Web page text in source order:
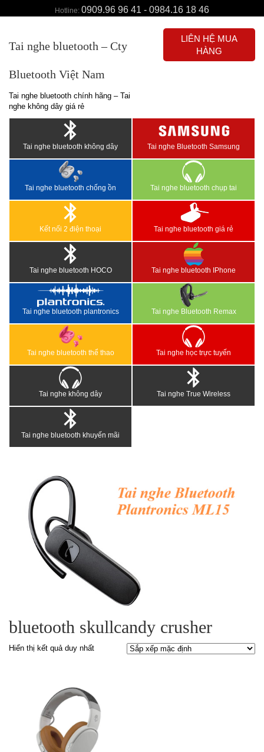
Hotline: 0909.96 96 41 - 0984.16 18 46
Tai nghe bluetooth – Cty
Bluetooth Việt Nam
Tai nghe bluetooth chính hãng – Tai
nghe không dây giá rẻ
LIÊN HỆ MUA
HÀNG
Tai nghe bluetooth không dây Tai nghe Bluetooth Samsung
Tai nghe bluetooth chống ồn Tai nghe bluetooth chụp tai
Kết nối 2 điện thoại Tai nghe bluetooth giá rẻ
Tai nghe bluetooth HOCO Tai nghe bluetooth IPhone
Tai nghe bluetooth plantronics Tai nghe Bluetooth Remax
Tai nghe bluetooth thể thao Tai nghe học trực tuyến
Tai nghe không dây Tai nghe True Wireless
Tai nghe bluetooth khuyến mãi
bluetooth skullcandy crusher
Hiển thị kết quả duy nhất